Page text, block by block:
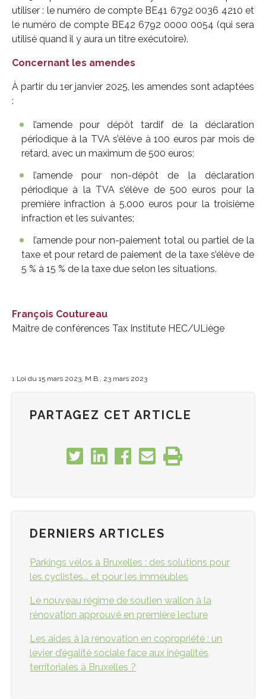
utiliser : le numéro de compte BE41 6792 0036 4210 et
le numéro de compte BE42 6792 0000 0054 (qui sera
utilisé quand il y aura un titre exécutoire).
Concernant les amendes
À partir du 1er janvier 2025, les amendes sont adaptées
:
l’amende pour dépôt tardif de la déclaration
périodique à la TVA s’élève à 100 euros par mois de
retard, avec un maximum de 500 euros;
l’amende pour non-dépôt de la déclaration
périodique à la TVA s’élève de 500 euros pour la
première infraction à 5.000 euros pour la troisième
infraction et les suivantes;
l’amende pour non-paiement total ou partiel de la
taxe et pour retard de paiement de la taxe s’élève de
5 % à 15 % de la taxe due selon les situations.
François Coutureau
Maître de conférences Tax Institute HEC/ULiège
1 Loi du 15 mars 2023, M.B., 23 mars 2023
PARTAGEZ CET ARTICLE
DERNIERS ARTICLES
Parkings vélos à Bruxelles : des solutions pour
les cyclistes... et pour les immeubles
Le nouveau régime de soutien wallon à la
rénovation approuvé en première lecture
Les aides à la rénovation en copropriété : un
levier d’égalité sociale face aux inégalités
territoriales à Bruxelles ?